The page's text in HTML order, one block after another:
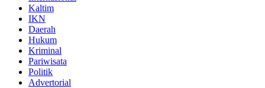
Kaltim
IKN
Daerah
Hukum
Kriminal
Pariwisata
Politik
Advertorial